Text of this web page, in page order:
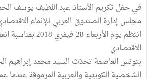
في حفل تكريم الأستاذ عبد اللطيف يوسف
مجلس إدارة الصندوق العربي للإنماء
انتظم يوم الأربعاء 28
الاقتصادي
بتونس العاصمة تحدّث السيد محمد إبراهيم
الشخصية الكويتية والعربية المرموقة